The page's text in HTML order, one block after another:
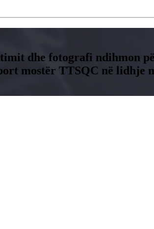
dhe fotografi ndihmon
mostër TTSQC në lidhje